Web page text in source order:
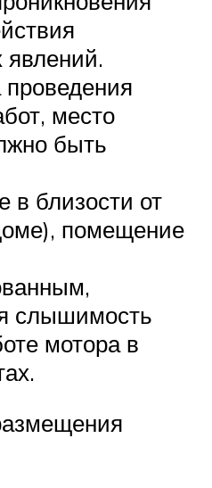
место
быть
в близости от
помещение
слышимость
мотора в